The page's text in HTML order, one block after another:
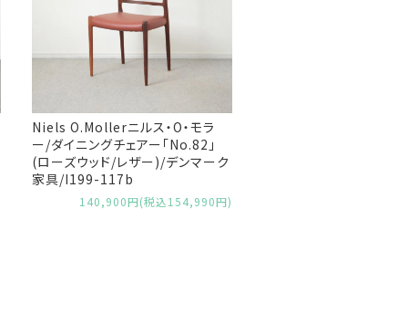
Niels O.Mollerニルス・O・モラ
ー/ダイニングチェアー「No.82」
(ローズウッド/レザー)/デンマーク
家具/I199-117b
140,900円(税込154,990円)